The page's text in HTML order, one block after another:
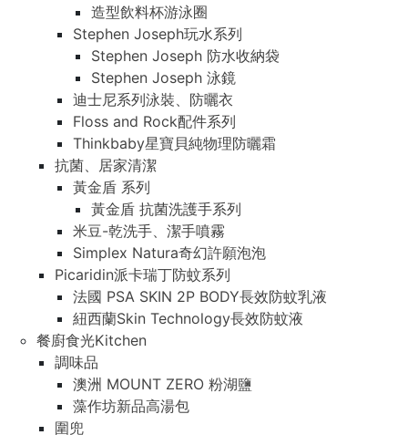
造型飲料杯游泳圈
Stephen Joseph玩水系列
Stephen Joseph 防水收納袋
Stephen Joseph 泳鏡
迪士尼系列泳裝、防曬衣
Floss and Rock配件系列
Thinkbaby星寶貝純物理防曬霜
抗菌、居家清潔
黃金盾 系列
黃金盾 抗菌洗護手系列
米豆-乾洗手、潔手噴霧
Simplex Natura奇幻許願泡泡
Picaridin派卡瑞丁防蚊系列
法國 PSA SKIN 2P BODY長效防蚊乳液
紐西蘭Skin Technology長效防蚊液
餐廚食光Kitchen
調味品
澳洲 MOUNT ZERO 粉湖鹽
藻作坊新品高湯包
圍兜